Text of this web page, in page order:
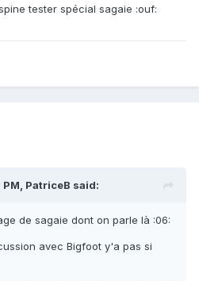
tester spécial sagaie :ouf:
PatriceB said:
de sagaie dont on parle là :06:
avec Bigfoot y'a pas si